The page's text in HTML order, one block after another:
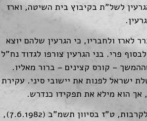
לשל"ת בקיבוץ בית השיטה, וארז
לנח"ל. כאשר התברר לארז ולחבריו, כי הגרעין שלהם יוצא
פרי. בני הגרעין צורפו לגדוד נח"ל
– קורס קצינים – ברור מאליו.
ישראל לפנות את יישובי סיני. עקירת
אך הוא מילא את תפקידו כנדרש.
בפרוץ מלחמת שלום הגליל, יצאו ארז וחבריו למערכה. ביום השני לקרבות, ט"ז בסיוון תשמ"ב (7.6.1982),